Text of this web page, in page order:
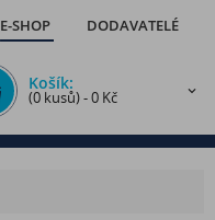
E-SHOP DODAVATELÉ
Košík:
(0 kusů) - 0 Kč